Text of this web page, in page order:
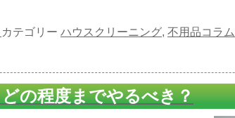
カテゴリー ハウスクリーニング, 不用品コラム
の程度までやるべき？